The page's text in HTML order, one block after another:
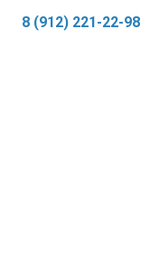
8 (912) 221-22-98